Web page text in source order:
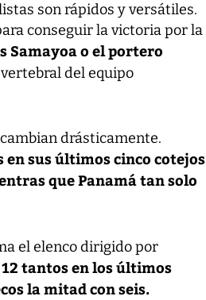
son rápidos y versátiles.
conseguir la victoria por la
Samayoa o el portero
del equipo
drásticamente.
sus últimos cinco cotejos
que Panamá tan solo
el elenco dirigido por
tantos en los últimos
la mitad con seis.